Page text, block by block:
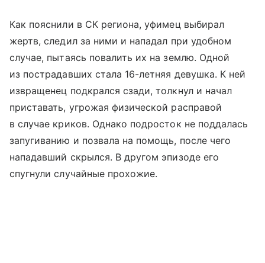
Как пояснили в СК региона, уфимец выбирал
жертв, следил за ними и нападал при удобном
случае, пытаясь повалить их на землю. Одной
из пострадавших стала 16-летняя девушка. К ней
извращенец подкрался сзади, толкнул и начал
приставать, угрожая физической расправой
в случае криков. Однако подросток не поддалась
запугиванию и позвала на помощь, после чего
нападавший скрылся. В другом эпизоде его
спугнули случайные прохожие.